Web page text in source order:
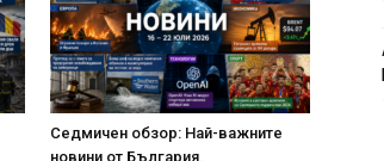
Седмичен обзор: Най-важните
новини от България,